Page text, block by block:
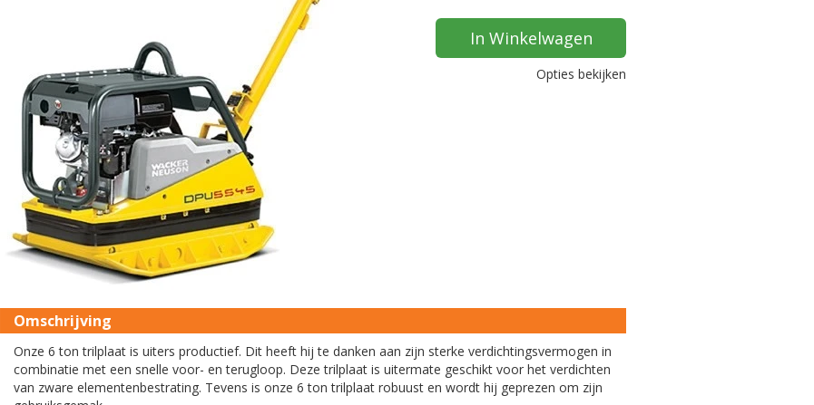
In Winkelwagen
Opties bekijken
Omschrijving
Onze 6 ton trilplaat is uiters productief. Dit heeft hij te danken aan zijn sterke verdichtingsvermogen in
combinatie met een snelle voor- en terugloop. Deze trilplaat is uitermate geschikt voor het verdichten
van zware elementenbestrating. Tevens is onze 6 ton trilplaat robuust en wordt hij geprezen om zijn